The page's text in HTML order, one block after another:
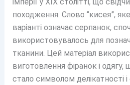
походження. Слово “кисея”,
варіанті означає серпанок,
використовувалось для
тканини. Цей матеріал
виготовлення фіранок і
стало символом делікатності і